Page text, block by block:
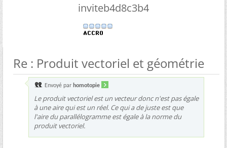
inviteb4d8c3b4
Re : Produit vectoriel et géométrie
Envoyé par homotopie
Le produit vectoriel est un vecteur donc n'est pas égale
à une aire qui est un réel. Ce qui a de juste est que
l'aire du parallélogramme est égale à la norme du
produit vectoriel.